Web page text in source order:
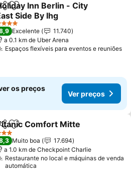
Adicionar aos favoritos
Inn Berlin - City
Side By Ihg
Excelente
11.740
a 0.1 km de Uber Arena
Espaços flexíveis para eventos e reuniões
os preços
Ver preços
Adicionar aos favoritos
Comfort Mitte
Muito boa
17.694
a 1.0 km de Checkpoint Charlie
Restaurante no local e máquinas de venda
automática